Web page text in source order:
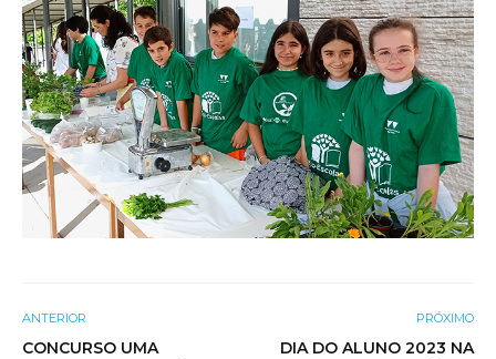
ANTERIOR
CONCURSO UMA
PRÓXIMO
DIA DO ALUNO 2023 NA